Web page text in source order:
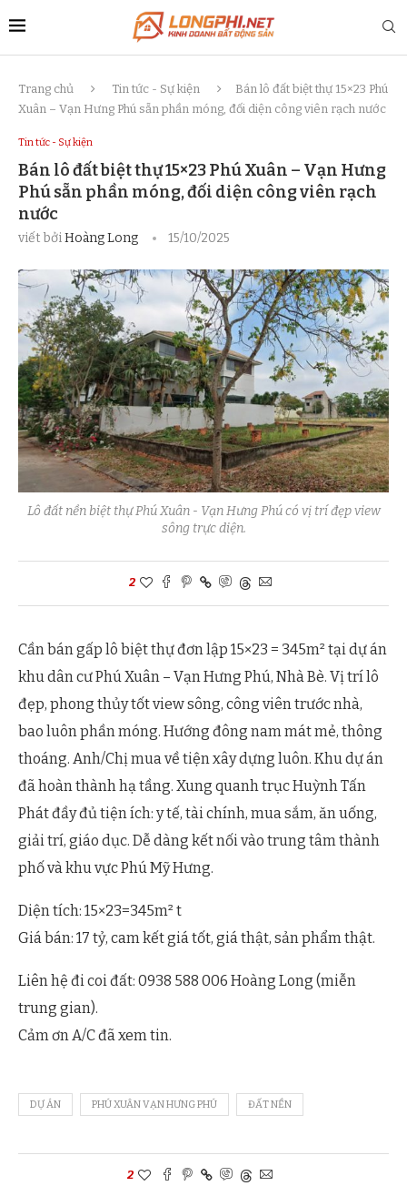
Trang chủ Tin tức - Sự kiện
Bán lô đất biệt thự 15×23 Phú
Xuân – Vạn Hưng Phú sẵn phần móng, đối diện công viên rạch nước
Tin tức - Sự kiện
Bán lô đất biệt thự 15×23 Phú Xuân – Vạn Hưng
Phú sẵn phần móng, đối diện công viên rạch
nước
viết bởiHoàng Long 15/10/2025
Lô đất nền biệt thự Phú Xuân - Vạn Hưng Phú có vị trí đẹp view
sông trực diện.
2
Cần bán gấp lô biệt thự đơn lập 15×23 = 345m² tại dự án
khu dân cư Phú Xuân – Vạn Hưng Phú, Nhà Bè. Vị trí lô
đẹp, phong thủy tốt view sông, công viên trước nhà,
bao luôn phần móng. Hướng đông nam mát mẻ, thông
thoáng. Anh/Chị mua về tiện xây dựng luôn. Khu dự án
đã hoàn thành hạ tầng. Xung quanh trục Huỳnh Tấn
Phát đầy đủ tiện ích: y tế, tài chính, mua sắm, ăn uống,
giải trí, giáo dục. Dễ dàng kết nối vào trung tâm thành
phố và khu vực Phú Mỹ Hưng.
Diện tích: 15×23=345m² t
Giá bán: 17 tỷ, cam kết giá tốt, giá thật, sản phẩm thật.
Liên hệ đi coi đất: 0938 588 006 Hoàng Long (miễn
trung gian).
Cảm ơn A/C đã xem tin.
DỰ ÁN PHÚ XUÂN VẠN HƯNG PHÚ ĐẤT NỀN
2